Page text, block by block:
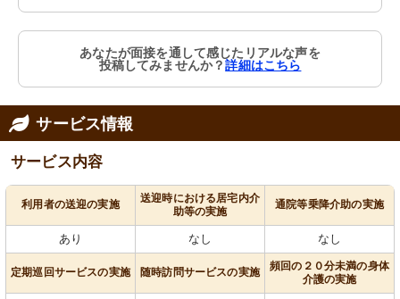
あなたが面接を通して感じたリアルな声を
投稿してみませんか？詳細はこちら
サービス情報
サービス内容
利用者の送迎の実施
送迎時における居宅内介
助等の実施
通院等乗降介助の実施
あり なし なし
定期巡回サービスの実施 随時訪問サービスの実施
頻回の２０分未満の身体
介護の実施